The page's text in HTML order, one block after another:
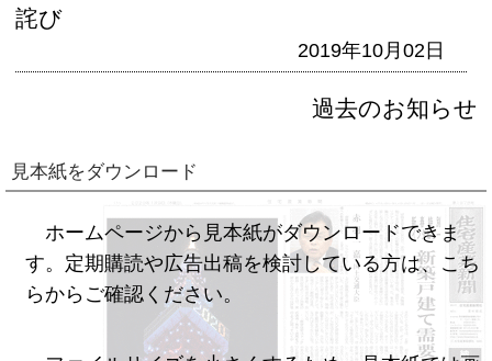
詫び
2019年10月02日
過去のお知らせ
見本紙をダウンロード
ホームページから見本紙がダウンロードできま
す。定期購読や広告出稿を検討している方は、こち
らからご確認ください。